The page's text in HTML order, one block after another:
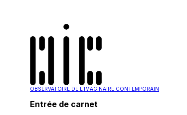
OBSERVATOIRE DE L'IMAGINAIRE CONTEMPORAIN
Entrée de carnet